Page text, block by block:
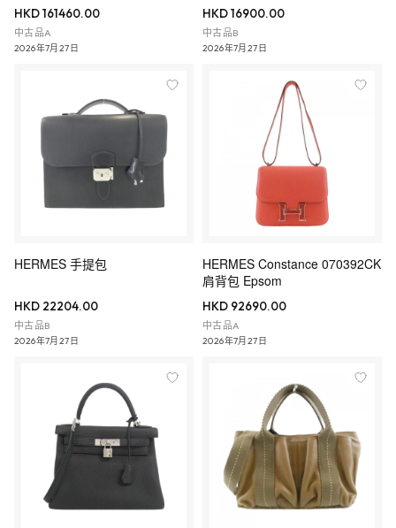
HKD 161460.00
中古品A
2026年7月27日
HKD 16900.00
中古品B
2026年7月27日
HERMES 手提包
HKD 22204.00
中古品B
2026年7月27日
HERMES Constance 070392CK
肩背包 Epsom
HKD 92690.00
中古品A
2026年7月27日